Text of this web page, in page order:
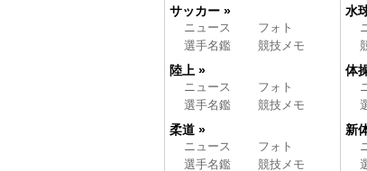
サッカー »
ニュース
フォト
選手名鑑
競技メモ
陸上 »
ニュース
フォト
選手名鑑
競技メモ
柔道 »
ニュース
フォト
選手名鑑
競技メモ
水
体
新